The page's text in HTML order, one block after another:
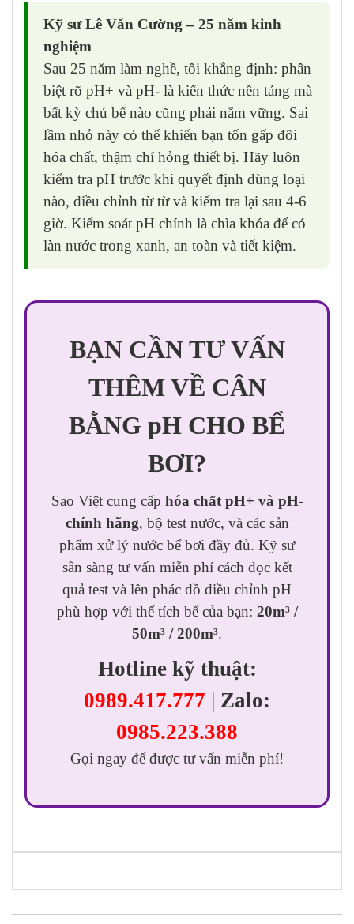
Kỹ sư Lê Văn Cường – 25 năm kinh
nghiệm
Sau 25 năm làm nghề, tôi khẳng định: phân
biệt rõ pH+ và pH- là kiến thức nền tảng mà
bất kỳ chủ bể nào cũng phải nắm vững. Sai
lầm nhỏ này có thể khiến bạn tốn gấp đôi
hóa chất, thậm chí hỏng thiết bị. Hãy luôn
kiểm tra pH trước khi quyết định dùng loại
nào, điều chỉnh từ từ và kiểm tra lại sau 4-6
giờ. Kiểm soát pH chính là chìa khóa để có
làn nước trong xanh, an toàn và tiết kiệm.
BẠN CẦN TƯ VẤN
THÊM VỀ CÂN
BẰNG pH CHO BỂ
BƠI?
Sao Việt cung cấp hóa chất pH+ và pH-
chính hãng, bộ test nước, và các sản
phẩm xử lý nước bể bơi đầy đủ. Kỹ sư
sẵn sàng tư vấn miễn phí cách đọc kết
quả test và lên phác đồ điều chỉnh pH
phù hợp với thể tích bể của bạn: 20m³ /
50m³ / 200m³.
Hotline kỹ thuật:
0989.417.777 | Zalo:
0985.223.388
Gọi ngay để được tư vấn miễn phí!